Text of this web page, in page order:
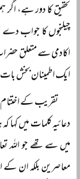
تحقیق کا دور ہے،
چیلنجوں کا جواب دے
اکادمی سے متعلق
ایک اطمینان بخش
تقریب کے اختتام
دعائیہ کلمات میں
میں سے تھے جو اللہ
معاصرین بلکہ ان